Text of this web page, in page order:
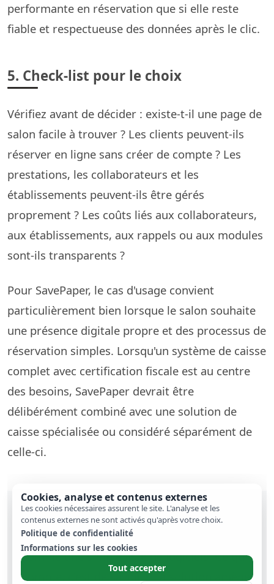
performante en réservation que si elle reste
fiable et respectueuse des données après le clic.
5. Check-list pour le choix
Vérifiez avant de décider : existe-t-il une page de
salon facile à trouver ? Les clients peuvent-ils
réserver en ligne sans créer de compte ? Les
prestations, les collaborateurs et les
établissements peuvent-ils être gérés
proprement ? Les coûts liés aux collaborateurs,
aux établissements, aux rappels ou aux modules
sont-ils transparents ?
Pour SavePaper, le cas d'usage convient
particulièrement bien lorsque le salon souhaite
une présence digitale propre et des processus de
réservation simples. Lorsqu'un système de caisse
complet avec certification fiscale est au centre
des besoins, SavePaper devrait être
délibérément combiné avec une solution de
caisse spécialisée ou considéré séparément de
celle-ci.
Un logiciel de coiffure pour plusieurs
établissements ne devrait pas être compris
comme une simple liste de logiciels. Ce qui
compte, c'est de savoir si la solution amène
Cookies, analyse et contenus externes
Les cookies nécessaires assurent le site. L'analyse et les
contenus externes ne sont activés qu'après votre choix.
Politique de confidentialité
Informations sur les cookies
Tout accepter